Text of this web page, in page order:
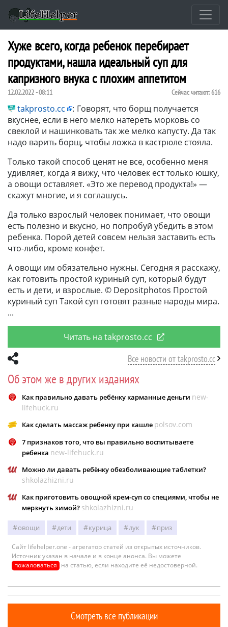
Хуже всего, когда ребенок перебирает
продуктами, нашла идеальный суп для
капризного внука с плохим аппетитом
12.02.2022 - 08:11 Сейчас читают:616
takprosto.cc : Говорят, что борщ получается
вкуснее, если в него мелко натереть морковь со
свеклой и нашинковать так же мелко капусту. Да так
надо варить борщ, чтобы ложка в кастрюле стояла.
Только такой способ ценят не все, особенно меня
удивляет, когда я вижу, что человек ест только юшку,
а овощи оставляет. «Это же перевод продукта!» —
скажут многие, и я соглашусь.
Да только взрослый человек понимает, что овощи
есть полезно и вкусно, но попробуй убедить в этом
ребенка. Порой детей совсем нельзя заставить есть
что-либо, кроме конфет.
А овощи им обязательно нужны. Сегодня я расскажу,
как готовить простой куриный суп, который будут
есть и дети, и взрослые. © Depositphotos Простой
куриный суп Такой суп готовят разные народы мира.
Читать на takprosto.cc
Все новости от takprosto.cc
Об этом же в других изданиях
Как правильно давать ребёнку карманные деньги new-
lifehuck.ru
​Как сделать массаж ребенку при кашле polsov.com
7 признаков того, что вы правильно воспитываете
ребенка new-lifehuck.ru
Можно ли давать ребёнку обезболивающие таблетки?
shkolazhizni.ru
Как приготовить овощной крем-суп со специями, чтобы не
мерзнуть зимой? shkolazhizni.ru
овощи дети курица лук приз
Сайт lifehelper.one - агрегатор статей из открытых источников.
Источник указан в начале и в конце анонса. Вы можете
пожаловаться на статью, если находите её недостоверной.
Смотреть все публикации